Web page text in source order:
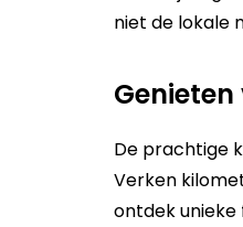
niet de lokale
De prachtige
Verken
ontdek unieke